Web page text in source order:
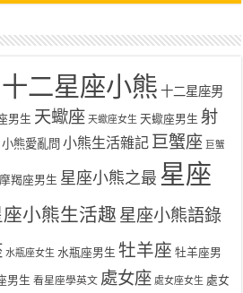
十二星座小熊 十二星座男
男生 天蠍座 天蠍座女生 天蠍座男生 射
小熊愛亂問 小熊生活雜記 巨蟹座 巨蟹
摩羯座男生 星座小熊之最 星座
座小熊生活趣 星座小熊語錄
水瓶座女生 水瓶座男生 牡羊座 牡羊座男
男生 看星座學英文 處女座 處女座女生 處女